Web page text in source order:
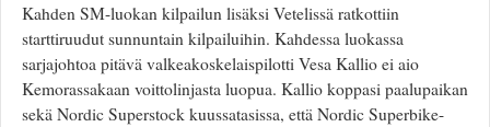
Kevytversio
Kahden SM-luokan kilpailun lisäksi Vetelissä ratkottiin
starttiruudut sunnuntain kilpailuihin. Kahdessa luokassa
sarjajohtoa pitävä valkeakoskelaispilotti Vesa Kallio ei aio
Kemorassakaan voittolinjasta luopua. Kallio koppasi paalupaikan
sekä Nordic Superstock kuussatasissa, että Nordic Superbike-